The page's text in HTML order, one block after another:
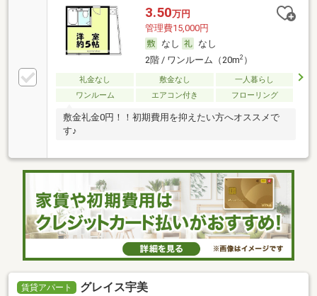
3.50万円
管理費15,000円
なし
なし
2階 / ワンルーム（20m2）
礼金なし 敷金なし
一人暮らし
ワンルーム
エアコン付き フローリング
敷金礼金0円！！初期費用を抑えたい方へオススメで
す♪
賃貸アパート グレイス宇美